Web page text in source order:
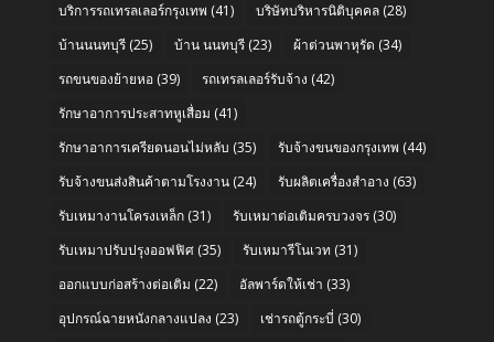
บริการรถเทรลเลอร์กรุงเทพ (41) บริษัทบริหารนิติบุคคล(28)
บ้านนนทบุรี(25) บ้าน นนทบุรี(23) ผ้าต่วนพาหุรัด (34)
รถขนของย้ายหอ(39) รถเทรลเลอร์รับจ้าง (42)
รักษาอาการประสาทหูเสื่อม (41)
รักษาอาการเครียดนอนไม่หลับ (35) รับจ้างขนของกรุงเทพ (44)
รับจ้างขนส่งสินค้าตามโรงงาน(24) รับผลิตเครื่องสำอาง (63)
รับเหมางานโครงเหล็ก(31) รับเหมาต่อเติมครบวงจร(30)
รับเหมาปรับปรุงออฟฟิศ(35) รับเหมารีโนเวท (31)
ออกแบบก่อสร้างต่อเติม (22) อัลพาร์ดให้เช่า (33)
อุปกรณ์ฉายหนังกลางแปลง (23) เช่ารถตู้กระบี่ (30)